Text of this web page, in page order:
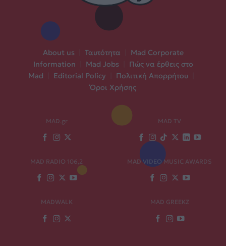
About us Ταυτότητα
Mad Corporate
Information
Mad Jobs
Πώς να έρθεις στο
Mad
Editorial Policy Πολιτική Απορρήτου
Όροι Χρήσης
MAD.gr MAD TV
MAD RADIO 106,2 MAD VIDEO MUSIC AWARDS
MADWALK MAD GREEKZ